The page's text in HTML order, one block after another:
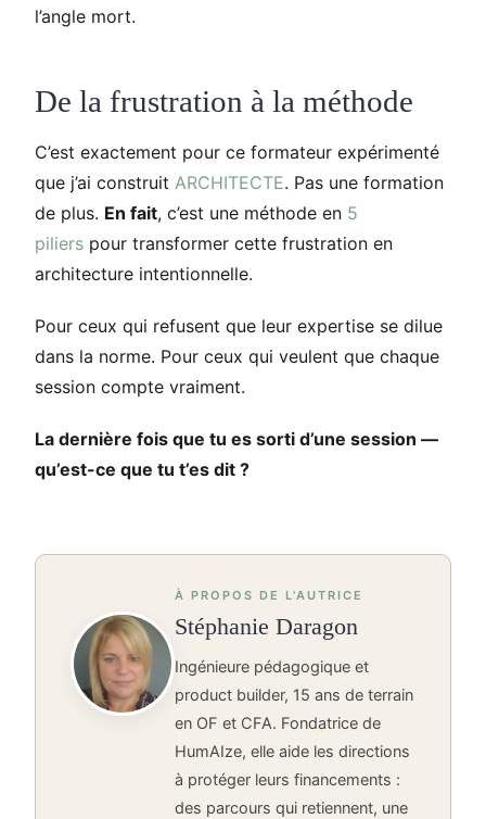
l’angle mort.
De la frustration à la méthode
C’est exactement pour ce formateur expérimenté
que j’ai construit ARCHITECTE. Pas une formation
de plus. En fait, c’est une méthode en 5
piliers pour transformer cette frustration en
architecture intentionnelle.
Pour ceux qui refusent que leur expertise se dilue
dans la norme. Pour ceux qui veulent que chaque
session compte vraiment.
La dernière fois que tu es sorti d’une session —
qu’est-ce que tu t’es dit ?
À PROPOS DE L'AUTRICE
Stéphanie Daragon
Ingénieure pédagogique et
product builder, 15 ans de terrain
en OF et CFA. Fondatrice de
HumAIze, elle aide les directions
à protéger leurs financements :
des parcours qui retiennent, une